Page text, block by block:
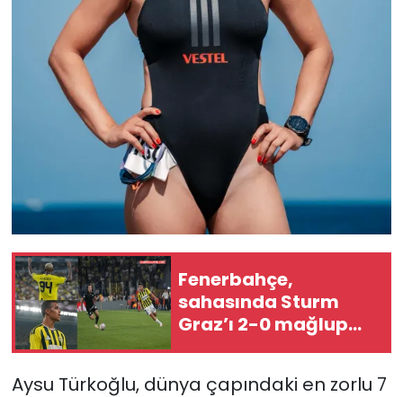
Fenerbahçe,
sahasında Sturm
Graz’ı 2-0 mağlup
etti
Aysu Türkoğlu, dünya çapındaki en zorlu 7